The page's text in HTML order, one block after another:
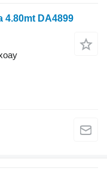
4.80mt DA4899